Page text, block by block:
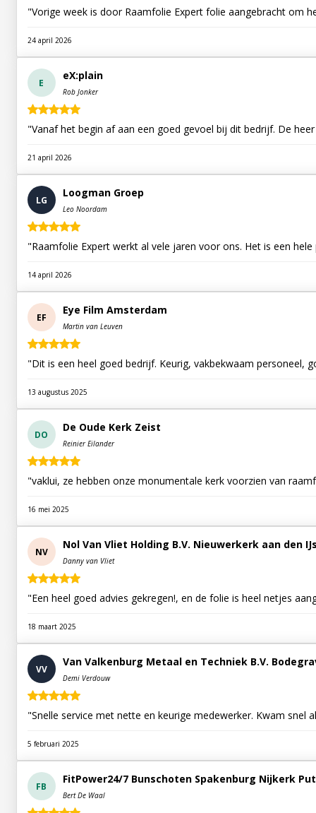
"Vorige week is door Raamfolie Expert folie aangebracht om
24 april 2026
E
eX:plain
Rob Jonker
"Vanaf het begin af aan een goed gevoel bij dit bedrijf. De
21 april 2026
LG
Loogman Groep
Leo Noordam
"Raamfolie Expert werkt al vele jaren voor ons. Het is een
14 april 2026
EF
Eye Film Amsterdam
Martin van Leuven
"Dit is een heel goed bedrijf. Keurig, vakbekwaam personeel,
13 augustus 2025
DO
De Oude Kerk Zeist
Reinier Eilander
"vaklui, ze hebben onze monumentale kerk voorzien van
16 mei 2025
NV
Nol Van Vliet Holding B.V. Nieuwerkerk aan den
Danny van Vliet
"Een heel goed advies gekregen!, en de folie is heel netjes
18 maart 2025
VV
Van Valkenburg Metaal en Techniek B.V.
Demi Verdouw
"Snelle service met nette en keurige medewerker. Kwam
5 februari 2025
FB
FitPower24/7 Bunschoten Spakenburg Nijkerk
Bert De Waal